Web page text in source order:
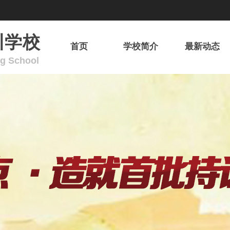
学校
School
首页 学校简介 最新动态
欢迎来到广东省华安消防职业培训学校